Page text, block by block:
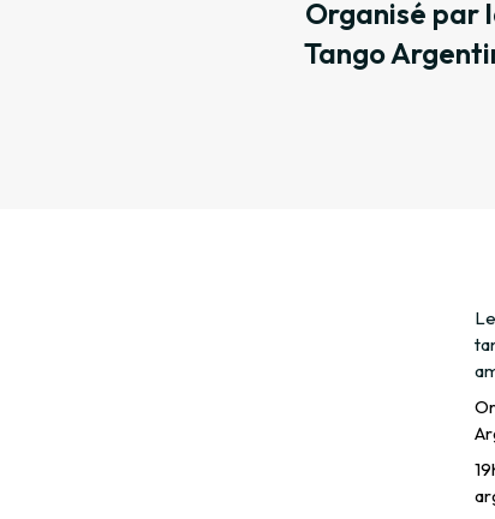
Organisé par
Tango